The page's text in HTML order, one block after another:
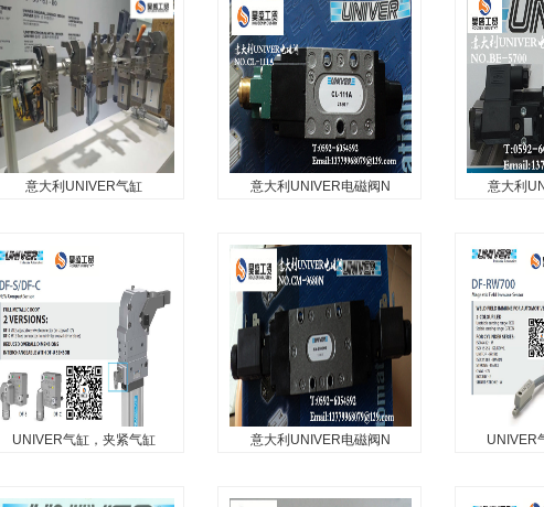
大利UNIVER电磁阀NO.CM-
意大利UNIVER国内专业供应
商...
意大利UNIVER气缸 意大利UNIVER电磁阀N
电磁阀NO.CL-111A 意大利
UNIVER电磁阀...
意大利
电磁阀...
UNIVER气缸，夹紧气缸
大利 UNIVER 气动，
意大利UNIVER电磁阀N UNIVER